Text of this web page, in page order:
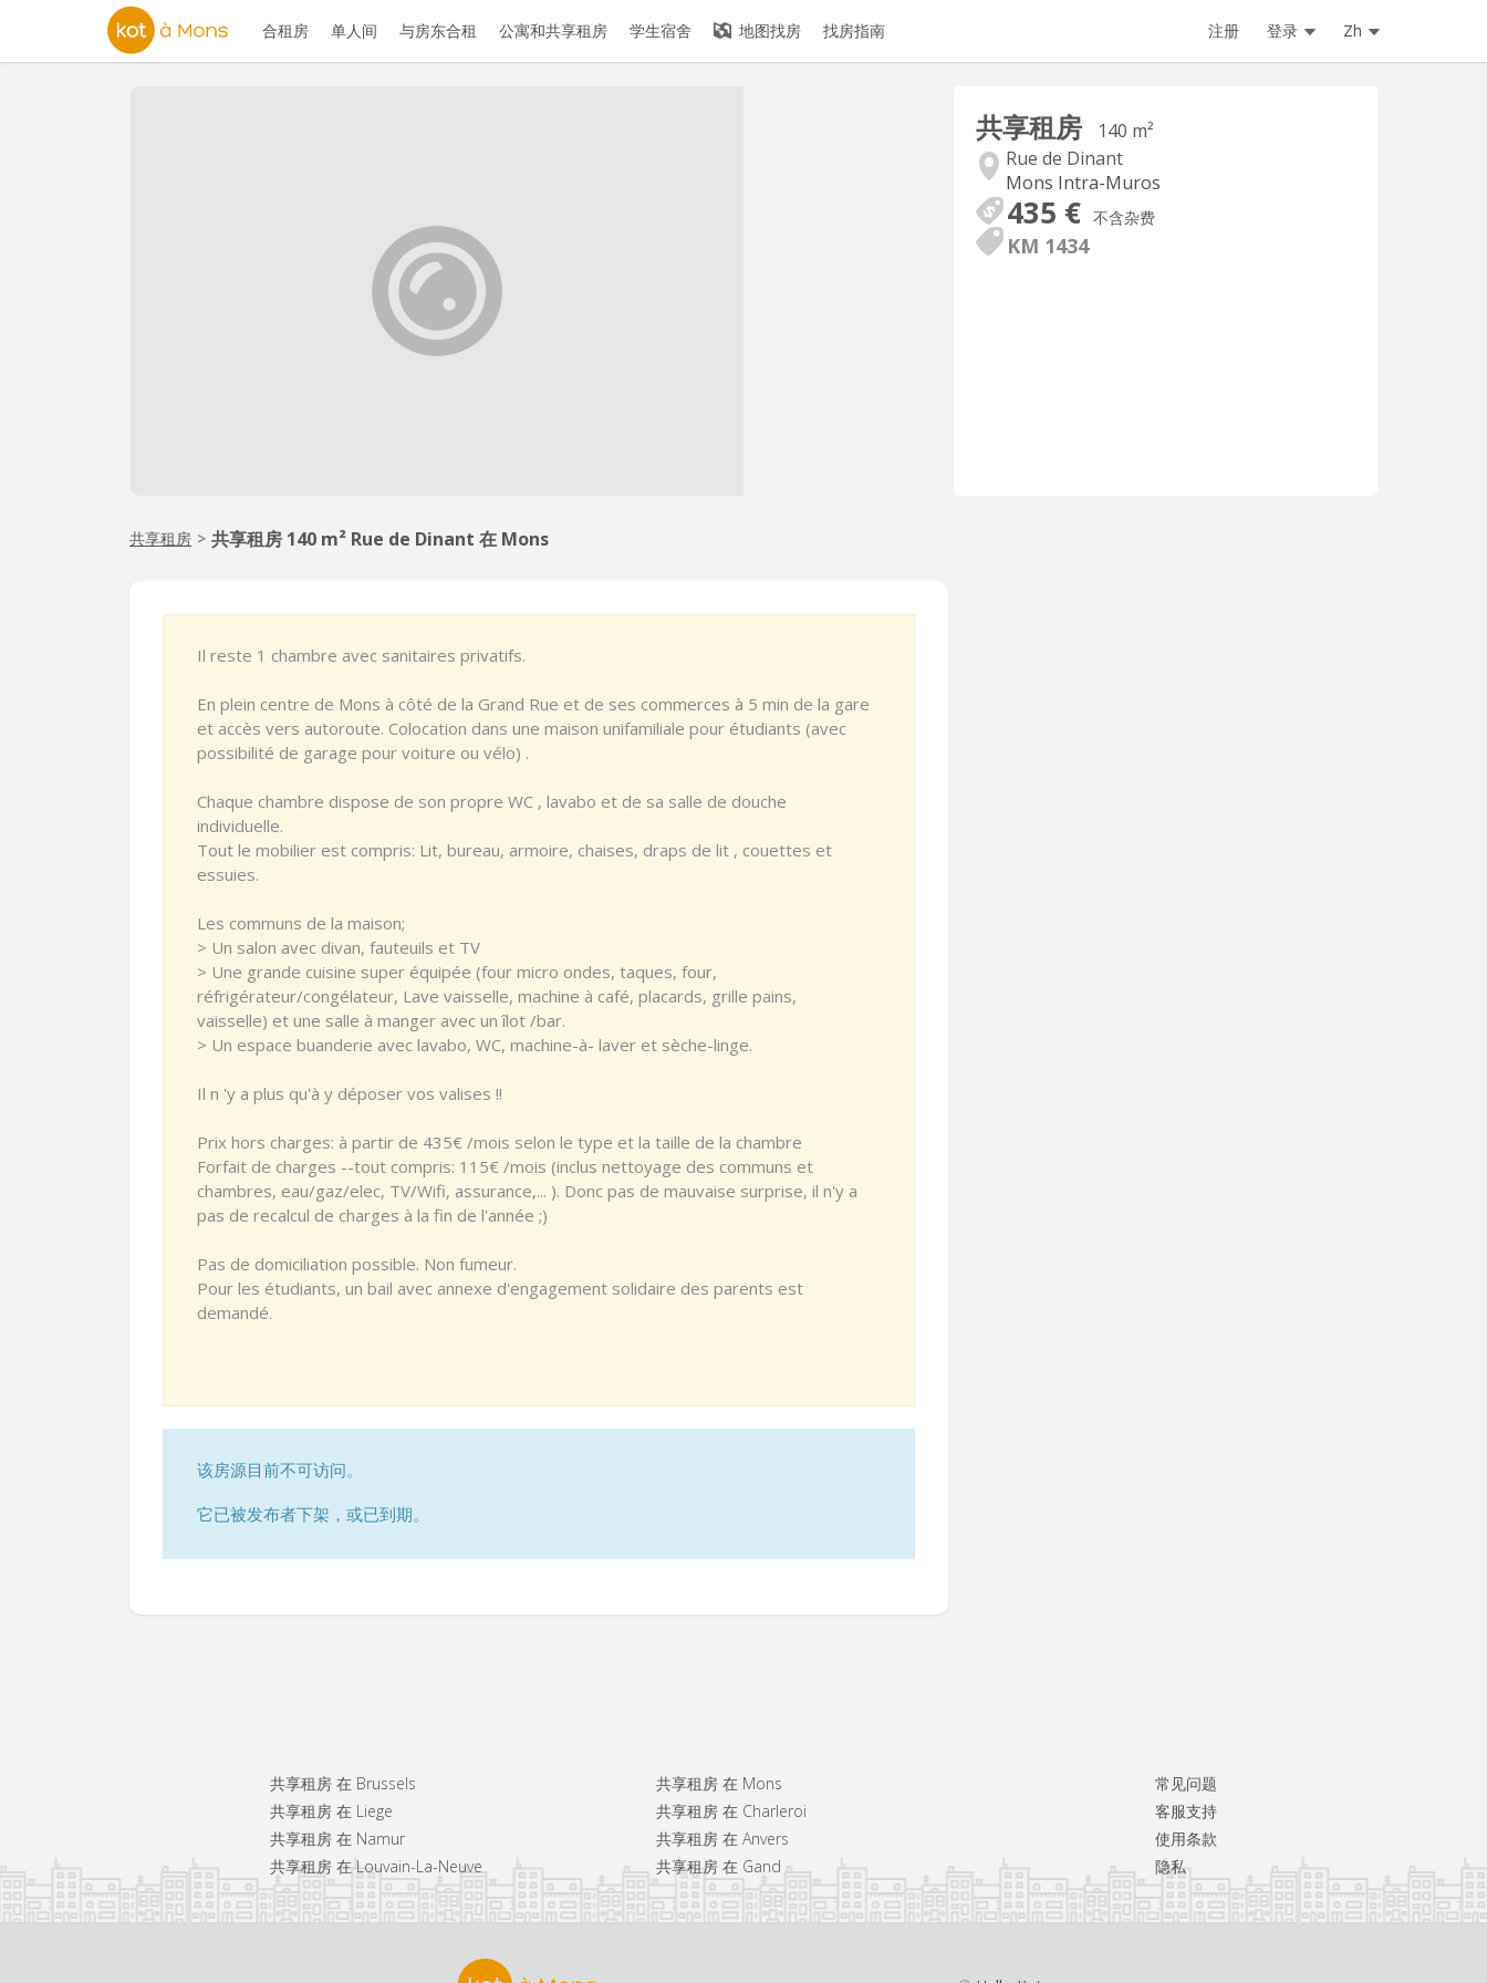
合租房 单人间 与房东合租 公寓和共享租房 学生宿舍 地图找房 找房指南 注册 登录 Zh
共享租房
140 m²
Rue de Dinant
Mons Intra-Muros
435 € 不含杂费
KM 1434
共享租房 > 共享租房 140 m² Rue de Dinant 在 Mons
Il reste 1 chambre avec sanitaires privatifs.
En plein centre de Mons à côté de la Grand Rue et de ses commerces à 5 min de la gare
et accès vers autoroute. Colocation dans une maison unifamiliale pour étudiants (avec
possibilité de garage pour voiture ou vélo) .
Chaque chambre dispose de son propre WC , lavabo et de sa salle de douche
individuelle.
Tout le mobilier est compris: Lit, bureau, armoire, chaises, draps de lit , couettes et
essuies.
Les communs de la maison;
> Un salon avec divan, fauteuils et TV
> Une grande cuisine super équipée (four micro ondes, taques, four,
réfrigérateur/congélateur, Lave vaisselle, machine à café, placards, grille pains,
vaisselle) et une salle à manger avec un îlot /bar.
> Un espace buanderie avec lavabo, WC, machine-à- laver et sèche-linge.
Il n 'y a plus qu'à y déposer vos valises !!
Prix hors charges: à partir de 435€ /mois selon le type et la taille de la chambre
Forfait de charges --tout compris: 115€ /mois (inclus nettoyage des communs et
chambres, eau/gaz/elec, TV/Wifi, assurance,... ). Donc pas de mauvaise surprise, il n'y a
pas de recalcul de charges à la fin de l'année ;)
Pas de domiciliation possible. Non fumeur.
Pour les étudiants, un bail avec annexe d'engagement solidaire des parents est
demandé.
该房源目前不可访问。
它已被发布者下架，或已到期。
共享租房 在 Brussels
共享租房 在 Liege
共享租房 在 Namur
共享租房 在 Louvain-La-Neuve
共享租房 在 Mons
共享租房 在 Charleroi
共享租房 在 Anvers
共享租房 在 Gand
常见问题
客服支持
使用条款
隐私